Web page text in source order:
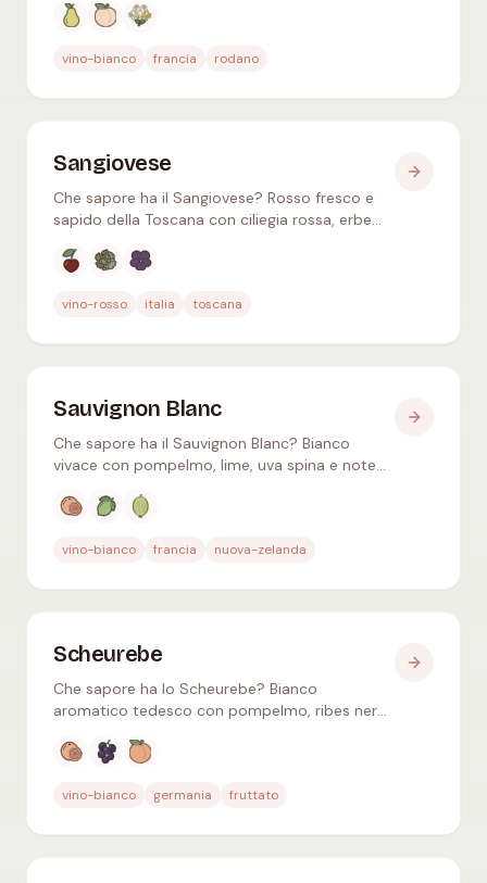
longevo.
Aromi tipici
vino-bianco francia rodano
Sangiovese
Che sapore ha il Sangiovese? Rosso fresco e
sapido della Toscana con ciliegia rossa, erbe
e Morellino.
Aromi tipici
vino-rosso italia toscana
Sauvignon Blanc
Che sapore ha il Sauvignon Blanc? Bianco
vivace con pompelmo, lime, uva spina e note
con il formaggio di capra.
Aromi tipici
vino-bianco francia nuova-zelanda
Scheurebe
Che sapore ha lo Scheurebe? Bianco
aromatico tedesco con pompelmo, ribes nero
caratteristico.
Aromi tipici
vino-bianco germania fruttato